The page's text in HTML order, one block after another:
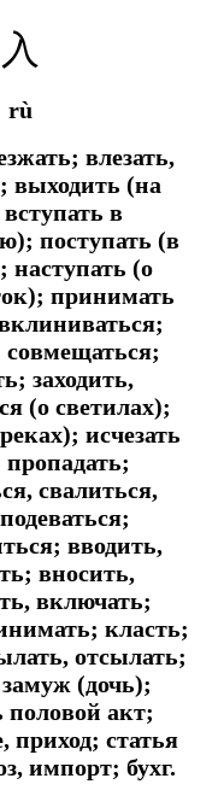
入
rù
влезать,
выходить (на
в
поступать (в
наступать (о
принимать
совмещаться;
заходить,
(о светилах);
исчезать
пропадать;
свалиться,
вводить,
вносить,
включать;
класть;
отсылать;
(дочь);
половой акт;
приход; статья
импорт; бухг.